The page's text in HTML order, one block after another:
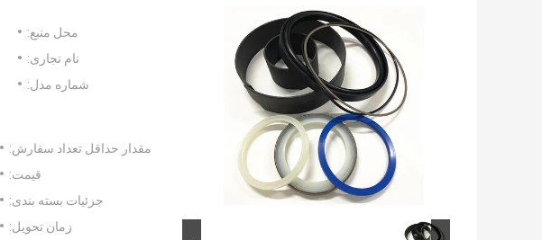
محل منبع:
نام تجاری:
شماره مدل:
مقدار حداقل تعداد سفارش:
قیمت:
جزئیات بسته بندی:
زمان تحویل: